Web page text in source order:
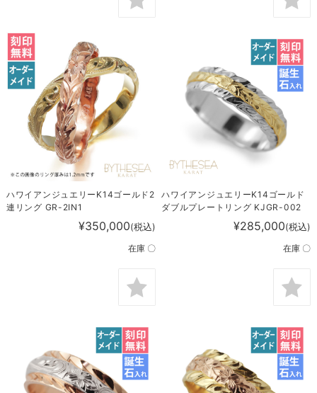
ハワイアンジュエリーK14ゴールド2
連リング GR-2IN1
¥350,000(税込)
在庫 〇
ハワイアンジュエリーK14ゴールド
ダブルプレートリング KJGR-002
¥285,000(税込)
在庫 〇